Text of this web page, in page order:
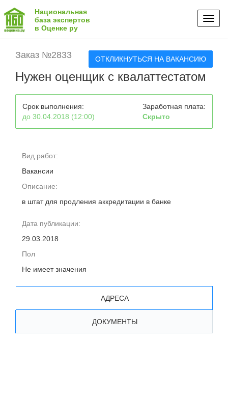
Национальная
база экспертов
в Оценке ру
Заказ №2833 ОТКЛИКНУТЬСЯ НА ВАКАНСИЮ
Нужен оценщик с квалаттестатом
Срок выполнения:
до 30.04.2018 (12:00)
Заработная плата:
Скрыто
Вид работ:
Вакансии
Описание:
в штат для продления аккредитации в банке
Дата публикации:
29.03.2018
Пол
Не имеет значения
АДРЕСА
ДОКУМЕНТЫ